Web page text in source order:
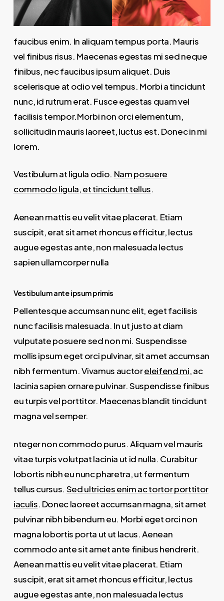
faucibus enim. In aliquam tempus porta. Mauris
vel finibus risus. Maecenas egestas mi sed neque
finibus, nec faucibus ipsum aliquet. Duis
scelerisque at odio vel tempus. Morbi a tincidunt
nunc, id rutrum erat. Fusce egestas quam vel
facilisis tempor.Morbi non orci elementum,
sollicitudin mauris laoreet, luctus est. Donec in mi
lorem.
Vestibulum at ligula odio. Nam posuere
commodo ligula, et tincidunt tellus.
Aenean mattis eu velit vitae placerat. Etiam
suscipit, erat sit amet rhoncus efficitur, lectus
augue egestas ante, non malesuada lectus
sapien ullamcorper nulla
Vestibulum ante ipsum primis
Pellentesque accumsan nunc elit, eget facilisis
nunc facilisis malesuada. In ut justo at diam
vulputate posuere sed non mi. Suspendisse
mollis ipsum eget orci pulvinar, sit amet accumsan
nibh fermentum. Vivamus auctoreleifend mi, ac
lacinia sapien ornare pulvinar. Suspendisse finibus
eu turpis vel porttitor. Maecenas blandit tincidunt
magna vel semper.
nteger non commodo purus. Aliquam vel mauris
vitae turpis volutpat lacinia ut id nulla. Curabitur
lobortis nibh eu nunc pharetra, ut fermentum
tellus cursus. Sed ultricies enim ac tortor porttitor
iaculis. Donec laoreet accumsan magna, sit amet
pulvinar nibh bibendum eu. Morbi eget orci non
magna lobortis porta ut ut lacus. Aenean
commodo ante sit amet ante finibus hendrerit.
Aenean mattis eu velit vitae placerat. Etiam
suscipit, erat sit amet rhoncus efficitur, lectus
augue egestas ante, non malesuada lectus